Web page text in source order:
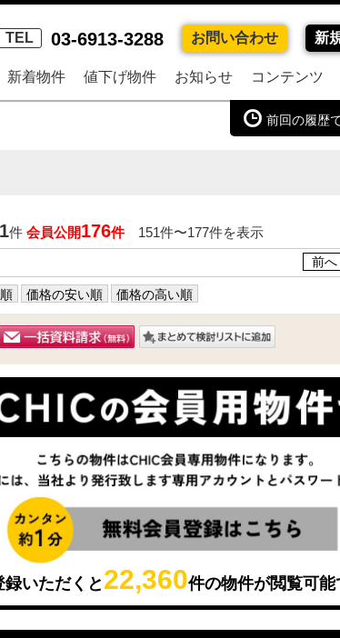
TEL 03-6913-3288 お問い合わせ 新
新着物件 値下げ物件 お知らせ コンテンツ
前回の履歴
1件 会員公開176件151件〜177件を表示
前へ
価格の安い順 価格の高い順
録いただくと 22,360件の物件が閲覧可能